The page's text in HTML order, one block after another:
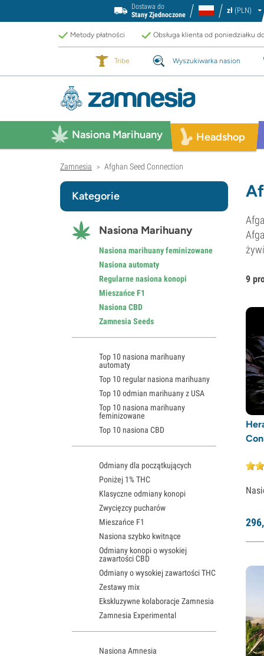
Dostawa do
Stany Zjednoczone
zł (PLN)
Metody płatności Obsługa klienta od poniedziałku
Tribe Wyszukiwarka nasion
Nasiona Marihuany Headshop
Zamnesia > Afghan Seed Connection
9
296,
Kategorie
Nasiona Marihuany
Nasiona marihuany feminizowane
Nasiona automaty
Regularne nasiona konopi
Mieszańce F1
Nasiona CBD
Zamnesia Seeds
Top 10 nasiona marihuany
automaty
Top 10 regular nasiona marihuany
Top 10 odmian marihuany z USA
Top 10 nasiona marihuany
feminizowane
Top 10 nasiona CBD
Odmiany dla początkujących
Poniżej 1% THC
Klasyczne odmiany konopi
Zwycięzcy pucharów
Mieszańce F1
Nasiona szybko kwitnące
Odmiany konopi o wysokiej
zawartości CBD
Odmiany o wysokiej zawartości THC
Zestawy mix
Ekskluzywne kolaboracje Zamnesia
Zamnesia Experimental
Nasiona Amnesia